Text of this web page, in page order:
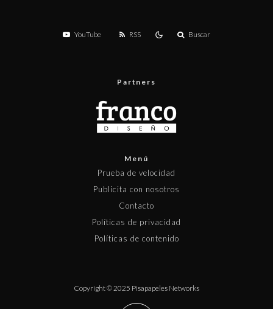
YouTube RSS Buscar
Partners
Menú
Prueba de velocidad
Publicita con nosotros
Contacto
Políticas de privacidad
Políticas de contenido
Copyright © 2025 Pisapapeles Networks